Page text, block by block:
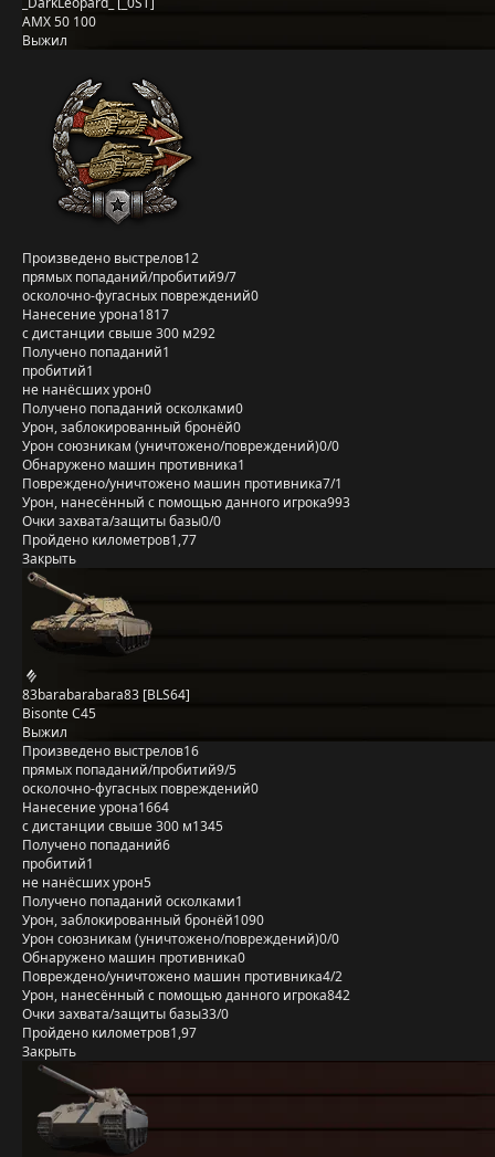
AMX 50 100
Выжил
Произведено выстрелов12
прямых попаданий/пробитий9/7
осколочно-фугасных повреждений0
Нанесение урона1817
с дистанции свыше 300 м292
Получено попаданий1
пробитий1
не нанёсших урон0
Получено попаданий осколками0
Урон, заблокированный бронёй0
Урон союзникам (уничтожено/повреждений)0/0
Обнаружено машин противника1
Повреждено/уничтожено машин противника7/1
Урон, нанесённый с помощью данного игрока993
Очки захвата/защиты базы0/0
Пройдено километров1,77
Закрыть
83barabarabara83 [BLS64]
Bisonte C45
Выжил
Произведено выстрелов16
прямых попаданий/пробитий9/5
осколочно-фугасных повреждений0
Нанесение урона1664
с дистанции свыше 300 м1345
Получено попаданий6
пробитий1
не нанёсших урон5
Получено попаданий осколками1
Урон, заблокированный бронёй1090
Урон союзникам (уничтожено/повреждений)0/0
Обнаружено машин противника0
Повреждено/уничтожено машин противника4/2
Урон, нанесённый с помощью данного игрока842
Очки захвата/защиты базы33/0
Пройдено километров1,97
Закрыть